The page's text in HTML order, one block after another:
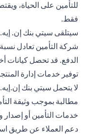
للتأمين على الحياة،
فقط.
سيتلقى سيتي بنك إن.
شركة التأمين تعادل
الدفع. قد تحصل كيانات
توفير خدمات إدارة
لا يتحمل سيتي بنك
مطالبة بموجب وثيقة
خدمات التأمين أو إصدار
دعم العملاء عن طريق